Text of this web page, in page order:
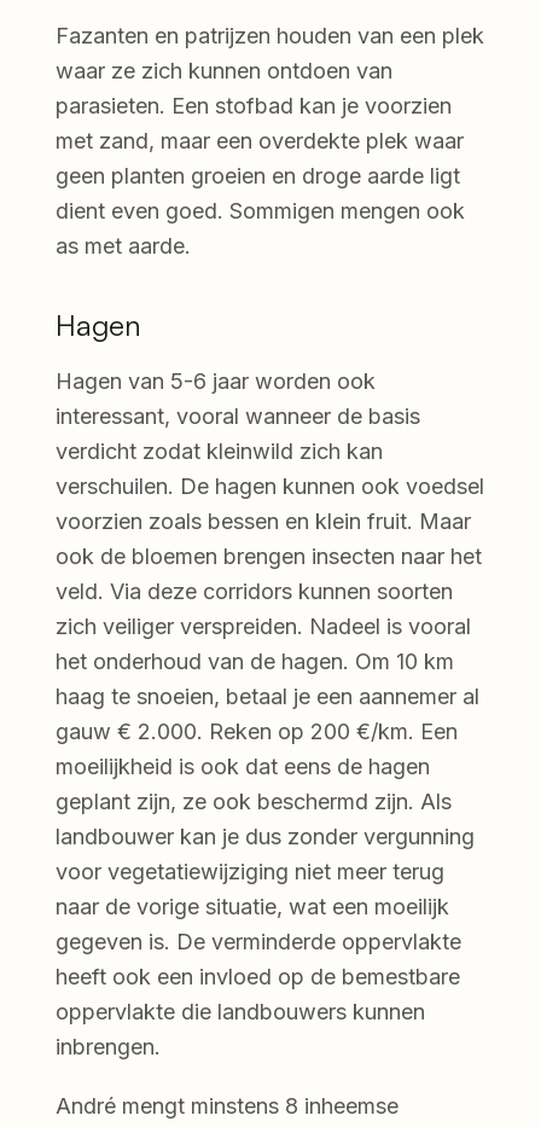
Fazanten en patrijzen houden van een plek
waar ze zich kunnen ontdoen van
parasieten. Een stofbad kan je voorzien
met zand, maar een overdekte plek waar
geen planten groeien en droge aarde ligt
dient even goed. Sommigen mengen ook
as met aarde.
Hagen
Hagen van 5-6 jaar worden ook
interessant, vooral wanneer de basis
verdicht zodat kleinwild zich kan
verschuilen. De hagen kunnen ook voedsel
voorzien zoals bessen en klein fruit. Maar
ook de bloemen brengen insecten naar het
veld. Via deze corridors kunnen soorten
zich veiliger verspreiden. Nadeel is vooral
het onderhoud van de hagen. Om 10 km
haag te snoeien, betaal je een aannemer al
gauw € 2.000. Reken op 200 €/km. Een
moeilijkheid is ook dat eens de hagen
geplant zijn, ze ook beschermd zijn. Als
landbouwer kan je dus zonder vergunning
voor vegetatiewijziging niet meer terug
naar de vorige situatie, wat een moeilijk
gegeven is. De verminderde oppervlakte
heeft ook een invloed op de bemestbare
oppervlakte die landbouwers kunnen
inbrengen.
André mengt minstens 8 inheemse